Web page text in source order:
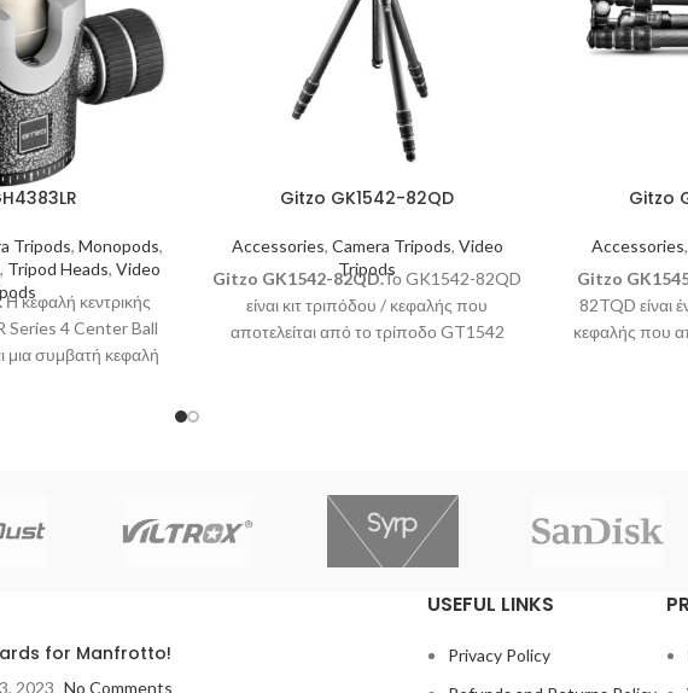
Tripods, Monopods,
, Tripod Heads, Video
Η κεφαλή κεντρικής
Series 4 Center Ball
μια συμβατή κεφαλή
Gitzo GK1542-82QD
Accessories, Camera Tripods, Video
Tripods
Gitzo GK1542-82QD.Το GK1542-82QD
είναι κιτ τριπόδου / κεφαλής που
αποτελείται από το τρίποδο GT1542
Gitzo
Accessories,
Gitzo
82TQD είναι
κεφαλής που
for Manfrotto!
2023 No Comments
USEFUL LINKS
Privacy Policy